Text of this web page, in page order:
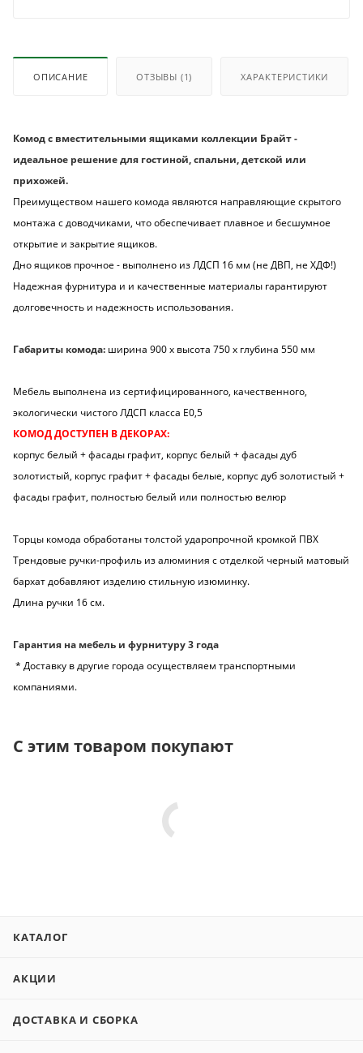
ОПИСАНИЕ ОТЗЫВЫ (1) ХАРАКТЕРИСТИКИ
Комод с вместительными ящиками коллекции Брайт -
идеальное решение для гостиной, спальни, детской или
прихожей.
Преимуществом нашего комода являются направляющие скрытого
монтажа с доводчиками, что обеспечивает плавное и бесшумное
открытие и закрытие ящиков.
Дно ящиков прочное - выполнено из ЛДСП 16 мм (не ДВП, не ХДФ!)
Надежная фурнитура и и качественные материалы гарантируют
долговечность и надежность использования.
Габариты комода: ширина 900 х высота 750 х глубина 550 мм
Мебель выполнена из сертифицированного, качественного,
экологически чистого ЛДСП класса Е0,5
КОМОД ДОСТУПЕН В ДЕКОРАХ:
корпус белый + фасады графит, корпус белый + фасады дуб
золотистый, корпус графит + фасады белые, корпус дуб золотистый +
фасады графит, полностью белый или полностью велюр
Торцы комода обработаны толстой ударопрочной кромкой ПВХ
Трендовые ручки-профиль из алюминия с отделкой черный матовый
бархат добавляют изделию стильную изюминку.
Длина ручки 16 см.
Гарантия на мебель и фурнитуру 3 года
* Доставку в другие города осуществляем транспортными
компаниями.
С этим товаром покупают
КАТАЛОГ
АКЦИИ
ДОСТАВКА И СБОРКА